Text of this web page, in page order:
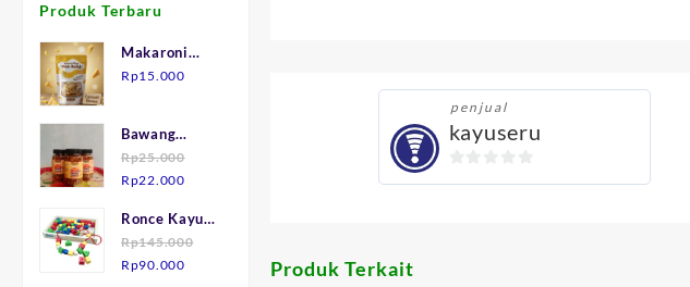
Produk Terbaru
Makaroni
Keju "Mak
Rp15.000
Bawang
Goreng asli
Brebes.
Rp25.000
Harga
adalah:
Rp25.000.
Rp22.000Harga
ini
adalah:
Rp22.000.
Ronce Kayu
isi 75
Rp145.000
Harga
Rp90.000Harga
penjual
kayuseru
Produk Terkait